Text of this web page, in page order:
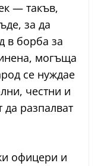
— такъв,
за да
в борба за
могъща
се нуждае
честни и
разпалват
офицери и